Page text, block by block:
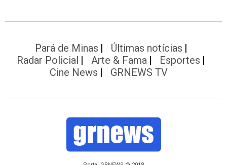
Pará de Minas
Últimas notícias
Radar Policial
Arte & Fama
Esportes
Cine News
GRNEWS TV